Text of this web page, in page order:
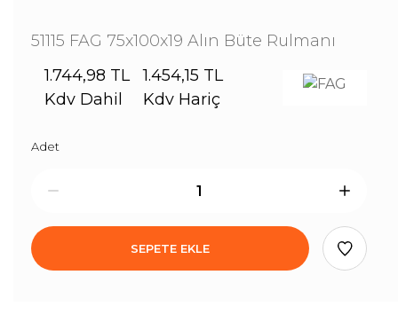
51115 FAG 75x100x19 Alın Büte Rulmanı
1.744,98 TL
Kdv Dahil
1.454,15 TL
Kdv Hariç
Adet
SEPETE EKLE